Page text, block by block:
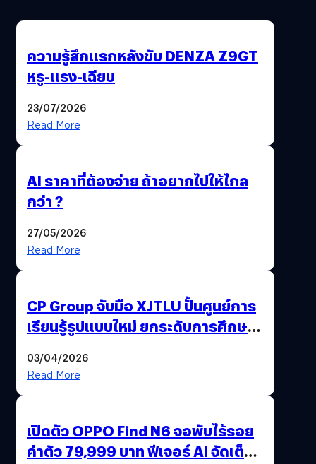
ความรู้สึกแรกหลังขับ DENZA Z9GT
หรู-แรง-เฉียบ
23/07/2026
Read More
AI ราคาที่ต้องจ่าย ถ้าอยากไปให้ไกล
กว่า ?
27/05/2026
Read More
CP Group จับมือ XJTLU ปั้นศูนย์การ
เรียนรู้รูปแบบใหม่ ยกระดับการศึกษา
03/04/2026
Read More
เปิดตัว OPPO Find N6 จอพับไร้รอย
ค่าตัว 79,999 บาท ฟีเจอร์ AI จัดเต็ม